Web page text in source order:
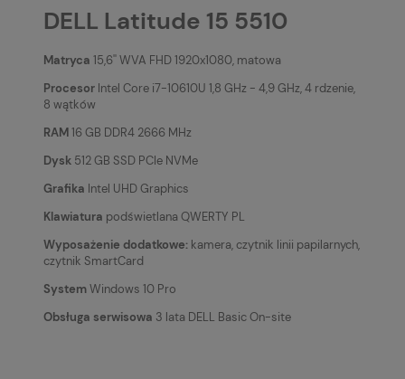
DELL Latitude 15 5510
Matryca 15,6'' WVA FHD 1920x1080, matowa
Procesor Intel Core i7-10610U 1,8 GHz - 4,9 GHz, 4 rdzenie,
8 wątków
RAM16 GB DDR4 2666 MHz
Dysk 512 GB SSD PCIe NVMe
Grafika Intel UHD Graphics
Klawiatura podświetlana QWERTY PL
Wyposażenie dodatkowe: kamera, czytnik linii papilarnych,
czytnik SmartCard
SystemWindows 10 Pro
Obsługa serwisowa 3 lata DELL Basic On-site